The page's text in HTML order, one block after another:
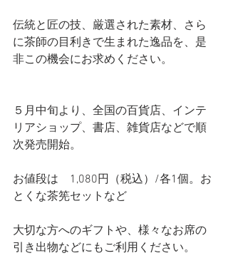
伝統と匠の技、厳選された素材、さら
に茶師の目利きで生まれた逸品を、是
非この機会にお求めください。
５月中旬より、全国の百貨店、インテ
リアショップ、書店、雑貨店などで順
次発売開始。
お値段は　1,080円（税込）/各1個。お
とくな茶筅セットなど
​大切な方へのギフトや、様々なお席の
引き出物などにもご利用ください。